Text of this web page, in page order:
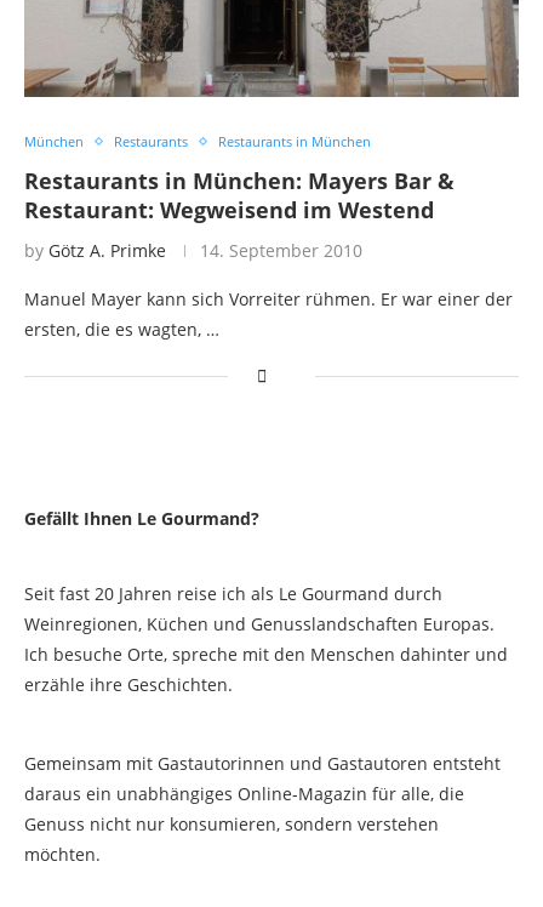
München Restaurants Restaurants in München
Restaurants in München: Mayers Bar &
Restaurant: Wegweisend im Westend
by Götz A. Primke 14. September 2010
Manuel Mayer kann sich Vorreiter rühmen. Er war einer der
ersten, die es wagten, …
Gefällt Ihnen Le Gourmand?
Seit fast 20 Jahren reise ich als Le Gourmand durch
Weinregionen, Küchen und Genusslandschaften Europas.
Ich besuche Orte, spreche mit den Menschen dahinter und
erzähle ihre Geschichten.
Gemeinsam mit Gastautorinnen und Gastautoren entsteht
daraus ein unabhängiges Online-Magazin für alle, die
Genuss nicht nur konsumieren, sondern verstehen
möchten.